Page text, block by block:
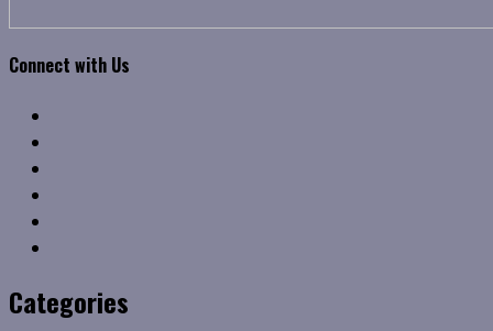
Connect with Us
Categories